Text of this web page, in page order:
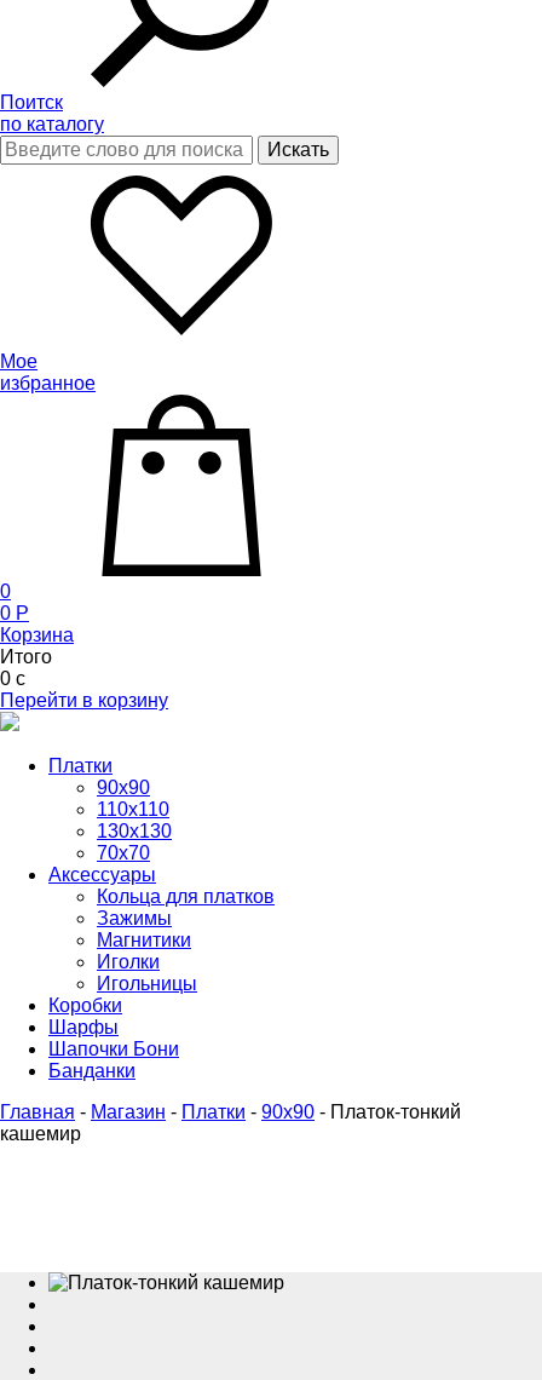
Поитск
по каталогу
Мое
избранное
0
0 P
Корзина
Итого
0 c
Перейти в корзину
Платки
90x90
110x110
130x130
70х70
Аксессуары
Кольца для платков
Зажимы
Магнитики
Иголки
Игольницы
Коробки
Шарфы
Шапочки Бони
Банданки
Главная - Магазин - Платки - 90x90 - Платок-тонкий
кашемир